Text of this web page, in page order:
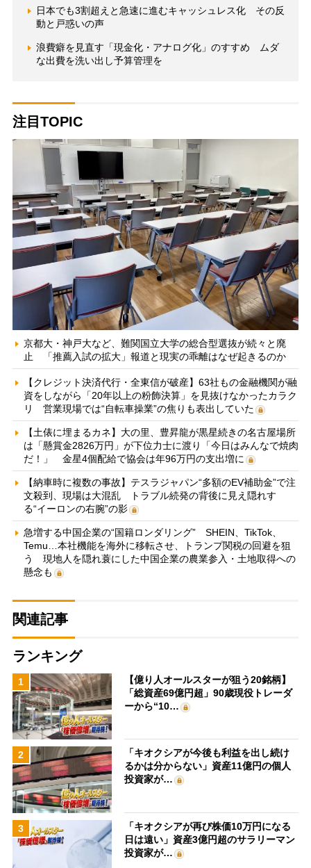
日本でも3割超えと急速に進むキャッシュレス化 その反
動と戸惑いの声
浪費癖を見直す「現金化・アナログ化」のすすめ ムダ
な出費を洗い出し予算管理を
注目TOPIC
京都大・神戸大など、難関国立大学の総合型選抜が続々と廃
止 「推薦入試の拡大」報道と現実の乖離はなぜ起きるのか
【クレジット決済代行・全東信が破産】63社もの金融機関が融
資をしながら「20年以上の粉飾決算」を見抜けなかったカラク
リ 営業現場では“自転車操業”の焦りも表出していた
【土俵に埋まるカネ】大の里、豊昇龍が黒星続きの名古屋場所
は「懸賞金2826万円」が下位力士に渡り「今日はみんなで焼肉
だ！」 金星4個配給で協会は年96万円の支出増に
【納車時に複数の事故】テスラジャパン“多額のEV補助金”で注
文殺到、現場は大混乱 トラブル続発の背後に見え隠れす
る“イーロンの右腕”の影
急増する中国企業の“国籍ロンダリング” SHEIN、TikTok、
Temu…本社機能を海外に移転させ、トランプ関税の回避を狙
う 現地人を隠れ蓑にした中国企業の農業参入・土地取得への
懸念も
関連記事
ランキング
1
【億り人オールスターが狙う20銘柄】
「総資産69億円超」90歳現役トレーダ
ーから“10…
2
「キオクシアが今後も利益を出し続け
るかは分からない」資産11億円の個人
投資家が…
3
「キオクシアが再び株価10万円になる
日は遠い」資産3億円超のサラリーマン
投資家が…